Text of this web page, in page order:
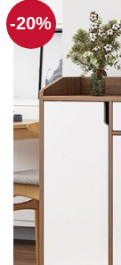
-20%